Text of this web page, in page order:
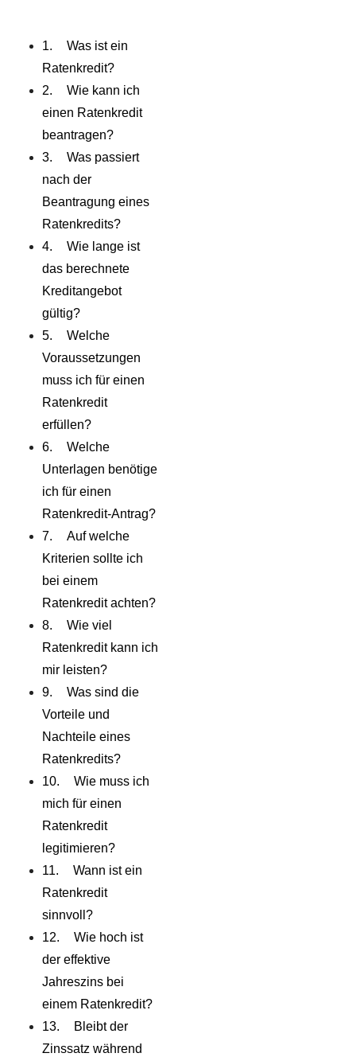
Was ist ein
Ratenkredit?
Wie kann ich
einen Ratenkredit
beantragen?
Was passiert
nach der
Beantragung eines
Ratenkredits?
Wie lange ist
das berechnete
Kreditangebot
gültig?
Welche
Voraussetzungen
muss ich für einen
Ratenkredit
erfüllen?
Welche
Unterlagen benötige
ich für einen
Ratenkredit-Antrag?
Auf welche
Kriterien sollte ich
bei einem
Ratenkredit achten?
Wie viel
Ratenkredit kann ich
mir leisten?
Was sind die
Vorteile und
Nachteile eines
Ratenkredits?
Wie muss ich
mich für einen
Ratenkredit
legitimieren?
Wann ist ein
Ratenkredit
sinnvoll?
Wie hoch ist
der effektive
Jahreszins bei
einem Ratenkredit?
Bleibt der
Zinssatz während